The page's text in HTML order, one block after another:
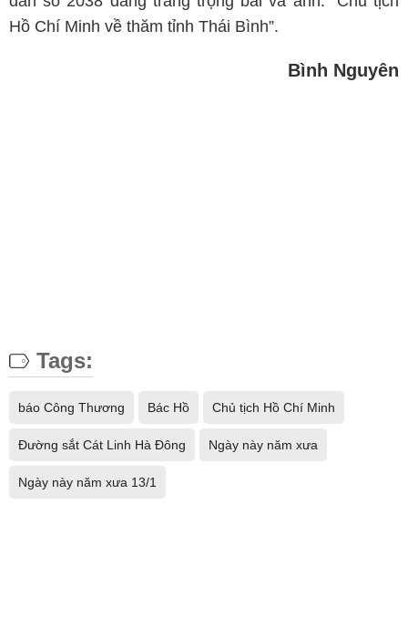
Hồ Chí Minh về thăm tỉnh Thái Bình”.
Bình Nguyên
Tags:
báo Công Thương Bác Hồ Chủ tịch Hồ Chí Minh
Đường sắt Cát Linh Hà Đông Ngày này năm xưa
Ngày này năm xưa 13/1